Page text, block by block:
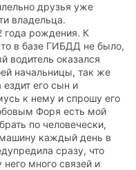
друзья уже
владельца.
года рождения. К
в базе ГИБДД не было,
водитель оказался
начальницы, так же
его сын и
к нему и спрошу его
Форя есть мой
по человечески,
каждый день в
сразу, что
много связей и